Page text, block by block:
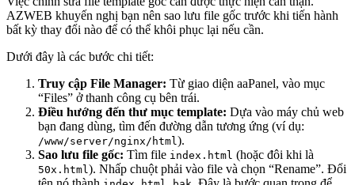
AZWEB khuyến nghị bạn nên sao lưu file gốc trước khi tiến hành
bất kỳ thay đổi nào để có thể khôi phục lại nếu cần.
Dưới đây là các bước chi tiết:
Truy cập File Manager: Từ giao diện aaPanel, vào mục
“Files” ở thanh công cụ bên trái.
Điều hướng đến thư mục template: Dựa vào máy chủ web
bạn đang dùng, tìm đến đường dẫn tương ứng (ví dụ:
/www/server/nginx/html ).
Sao lưu file gốc: Tìm file index.html (hoặc đôi khi là
50x.html ). Nhấp chuột phải vào file và chọn “Rename”. Đổi